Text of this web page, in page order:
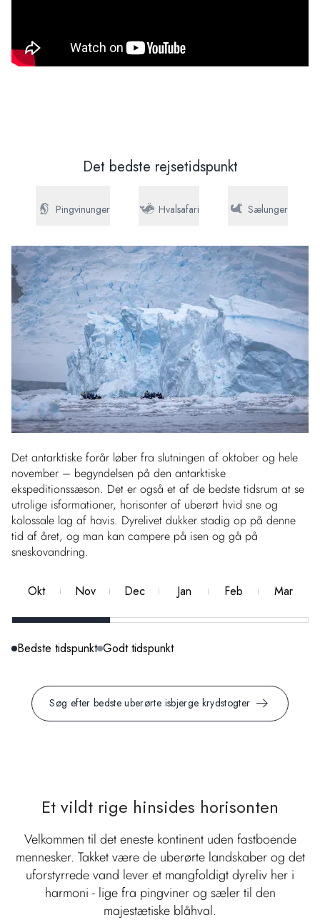
Det bedste rejsetidspunkt
Pingvinunger Hvalsafari Sælunger
Det antarktiske forår løber fra slutningen af oktober og hele
november – begyndelsen på den antarktiske
ekspeditionssæson. Det er også et af de bedste tidsrum at se
utrolige isformationer, horisonter af uberørt hvid sne og
kolossale lag af havis. Dyrelivet dukker stadig op på denne
tid af året, og man kan campere på isen og gå på
sneskovandring.
Okt Nov Dec Jan Feb Mar
Bedste
Bedste
Bedste tidspunkt Godt tidspunkt
Søg efter bedste uberørte isbjerge krydstogter
Et vildt rige hinsides horisonten
Velkommen til det eneste kontinent uden fastboende
mennesker. Takket være de uberørte landskaber og det
uforstyrrede vand lever et mangfoldigt dyreliv her i
harmoni - lige fra pingviner og sæler til den
majestætiske blåhval.